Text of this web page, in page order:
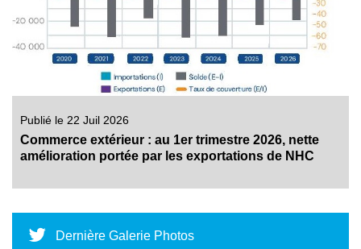
Publié le 22 Juil 2026
Commerce extérieur : au 1er trimestre 2026, nette
amélioration portée par les exportations de NHC
Dernière Galerie Photos